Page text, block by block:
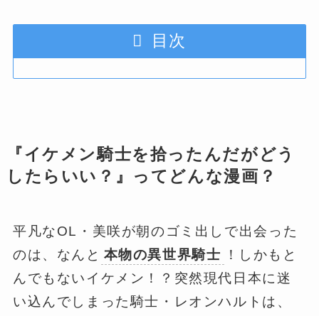
目次
『イケメン騎士を拾ったんだがどう
したらいい？』ってどんな漫画？
平凡なOL・美咲が朝のゴミ出しで出会った
のは、なんと 本物の異世界騎士
！しかもと
んでもないイケメン！？突然現代日本に迷
い込んでしまった騎士・レオンハルトは、